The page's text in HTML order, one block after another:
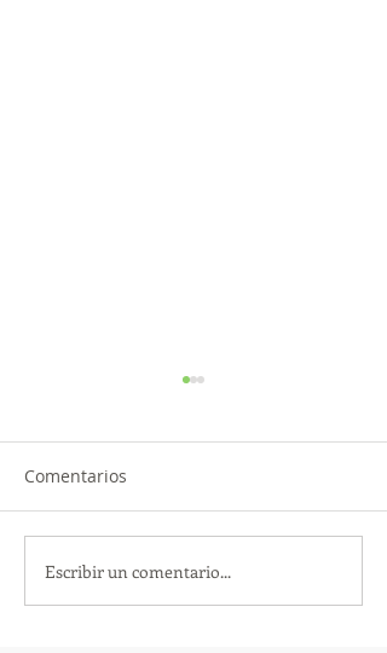
TourTravelynByFraveo
participó en la
Comentarios
Escribir un comentario...